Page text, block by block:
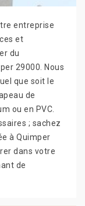
entreprise
et
du
29000. Nous
que soit le
de
ou en PVC.
; sachez
à Quimper
dans votre
de